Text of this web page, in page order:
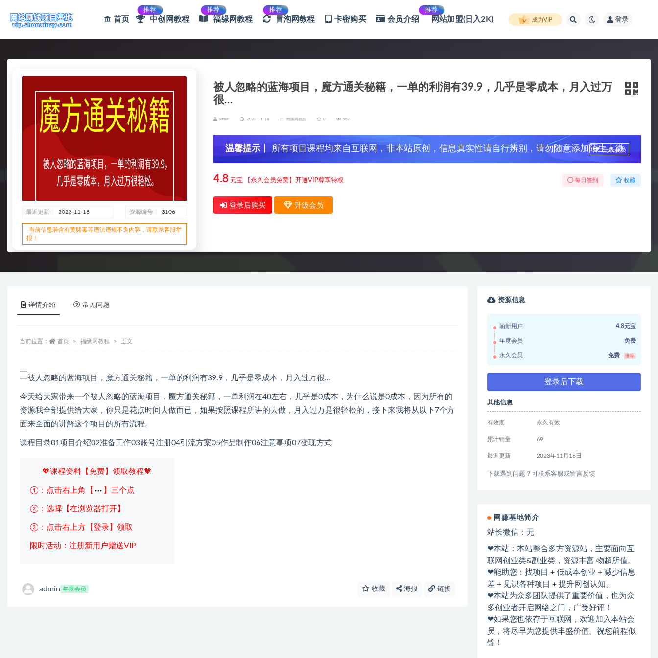
首页
推荐
中创网教程
推荐
福缘网教程
推荐
冒泡网教程 卡密购买 会员介绍
推荐
网站加盟(日入2K) 成为VIP 登录
最近更新 2023-11-18 资源编号 3106
当前信息若含有黄赌毒等违法违规不良内容，请联系客服举
报！
被人忽略的蓝海项目，魔方通关秘籍，一单的利润有39.9，几乎是零成本，月入过万
很…
admin 2023-11-18 福缘网教程 0 567
温馨提示 丨 所有项目课程均来自互联网，非本站原创，信息真实性请自行辨别，请勿随意添加陌生人微
信，谨防上当受骗！
升级会员
4.8 元宝 【永久会员免费】开通VIP尊享特权 每日签到 收藏
登录后购买 升级会员
详情介绍 常见问题
当前位置： 首页 福缘网教程 正文
今天给大家带来一个被人忽略的蓝海项目，魔方通关秘籍，一单利润在40左右，几乎是0成本，为什么说是0成本，因为所有的
资源我全部提供给大家，你只是花点时间去做而已，如果按照课程所讲的去做，月入过万是很轻松的，接下来我将从以下7个方
面来全面的讲解这个项目的所有流程。
课程目录01项目介绍02准备工作03账号注册04引流方案05作品制作06注意事项07变现方式
💖课程资料【免费】领取教程💖
①：点击右上角【 】三个点
②：选择【在浏览器打开】
③：点击右上方【登录】领取
限时活动：注册新用户赠送VIP
admin 年度会员 收藏 海报 链接
资源信息
萌新用户 4.8元宝
年度会员 免费
永久会员 免费 推荐
登录后下载
其他信息
有效期 永久有效
累计销量 69
最近更新 2023年11月18日
下载遇到问题？可联系客服或留言反馈
网赚基地简介
站长微信：无
❤本站：本站整合多方资源站，主要面向互
联网创业类&副业类，资源丰富 物超所值。
❤能助您：找项目 + 低成本创业 + 减少信息
差 + 见识各种项目 + 提升网创认知。
❤本站为众多团队提供了重要价值，也为众
多创业者开启网络之门，广受好评！
❤如果您也依存于互联网，欢迎加入本站会
员，将尽早为您提供丰盛价值。祝您前程似
锦！